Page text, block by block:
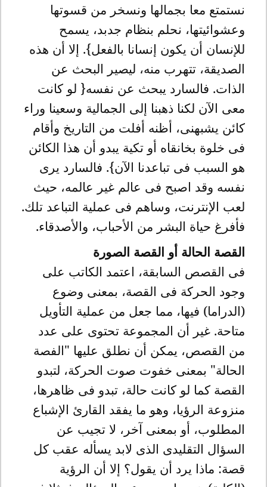
نستمتع معا بجمالها ونسخر من قسوتها
وعشوائيتها، نحلم بنظام جدبد، يسمح
للإنسان أن يكون إنسانا بالفعل}. إلا أن هذه
الصديقة، تتهرب منه، ليصير البحث عن
الذات. فالسارد يبحث عن نفسه{ لو كانت
معى الآن لكنا ذهبنا إلى الجمالية وسعينا وراء
كائن يشبهنى، أظنه أفلت من التاريخ وأقام
فى خلوة بخانقاه أو تكية يبدو أن هذا الكائن
هو السبب فى تباعدنا الآن}. فالسارد يرى
نفسه وقد اصبح فى عالم غير عالمه، حيث
لعب الإنترنت، وساهم فى عملية التباعد تلك.
فأفرغ حياة البشر من الأحباب، والأصدقاء.
القصة الحالة أو القصة الصورة
فى القصص السابقة، اعتمد الكاتب على
وجود الحركة فى القصة، بمعنى وضوع
(الدراما) فيها، مما جعل من عملية التأويل
متاحة. غير أن المجموعة تحتوى على عدد
من القصص، يمكن أن نطلق عليها "الفصة
الحالة" بمعنى خفوت صوت الحركة، لتبدو
القصة كما لو كانت حالة، تبدو فى ظاهرها،
منزوعة الرؤيا، وهو ما يفقد القارئ الإشباع
المطلوب، أو بمعنى آخر، لا تجيب عن
السؤال التقليدى الذى لابد يسأله عقب كل
قصة: ماذا يرد أن يقول؟ إلا أن الرؤية